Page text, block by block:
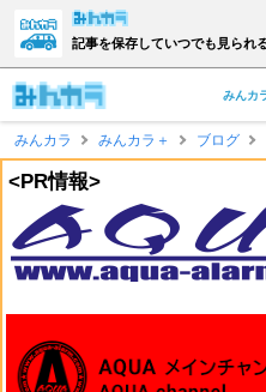
記事を保存していつでも見られ
みんカ
みんカラ みんカラ＋ ブログ
<PR情報>